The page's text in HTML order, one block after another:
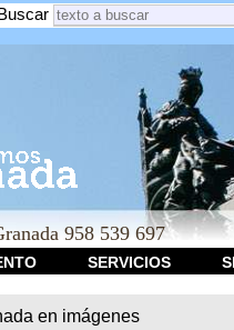
958 539 697
SERVICIOS
en imágenes